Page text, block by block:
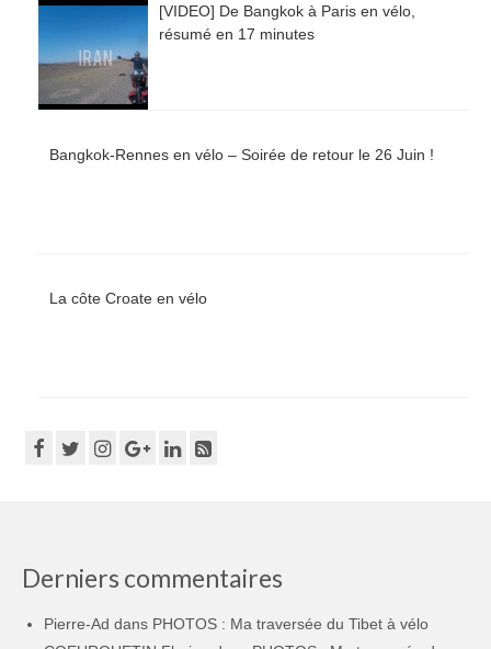
[VIDEO] De Bangkok à Paris en vélo,
résumé en 17 minutes
Bangkok-Rennes en vélo – Soirée de retour le 26 Juin !
La côte Croate en vélo
Derniers commentaires
Pierre-Ad dans PHOTOS : Ma traversée du Tibet à vélo